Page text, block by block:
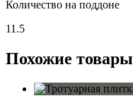
Количество на поддоне
11.5
Похожие товары